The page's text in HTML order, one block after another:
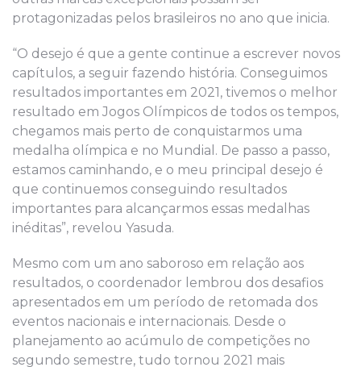
protagonizadas pelos brasileiros no ano que inicia.
“O desejo é que a gente continue a escrever novos
capítulos, a seguir fazendo história. Conseguimos
resultados importantes em 2021, tivemos o melhor
resultado em Jogos Olímpicos de todos os tempos,
chegamos mais perto de conquistarmos uma
medalha olímpica e no Mundial. De passo a passo,
estamos caminhando, e o meu principal desejo é
que continuemos conseguindo resultados
importantes para alcançarmos essas medalhas
inéditas”, revelou Yasuda.
Mesmo com um ano saboroso em relação aos
resultados, o coordenador lembrou dos desafios
apresentados em um período de retomada dos
eventos nacionais e internacionais. Desde o
planejamento ao acúmulo de competições no
segundo semestre, tudo tornou 2021 mais